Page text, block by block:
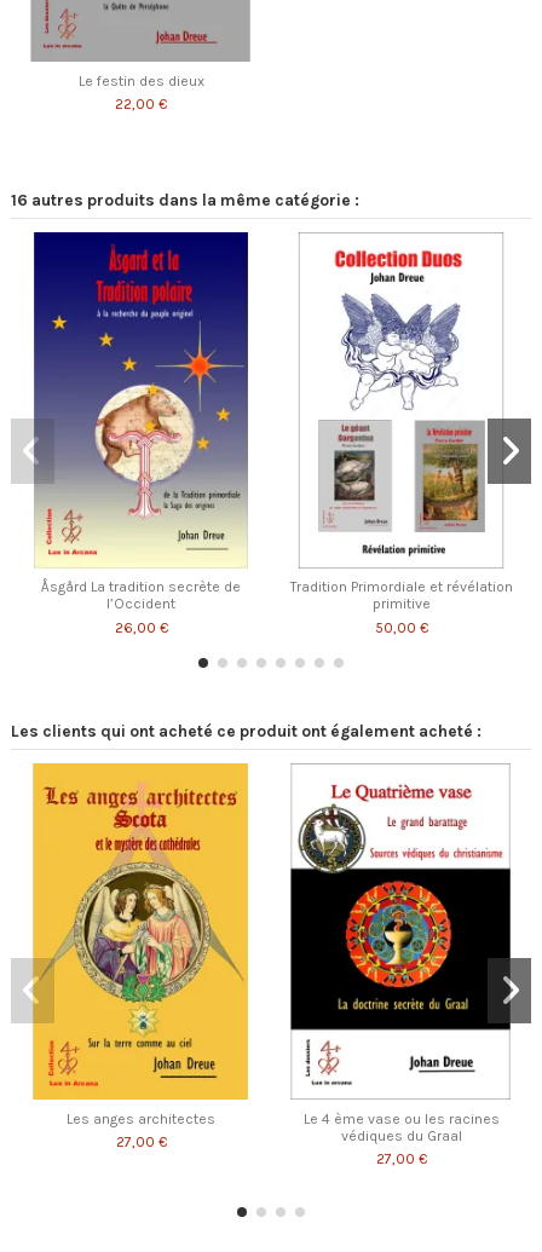
Le festin des dieux
22,00 €
16 autres produits dans la même catégorie :
Åsgård La tradition secrète de
l’Occident
26,00 €
Tradition Primordiale et révélation
primitive
50,00 €
Les clients qui ont acheté ce produit ont également acheté :
Les anges architectes
27,00 €
Le 4 ème vase ou les racines
védiques du Graal
27,00 €